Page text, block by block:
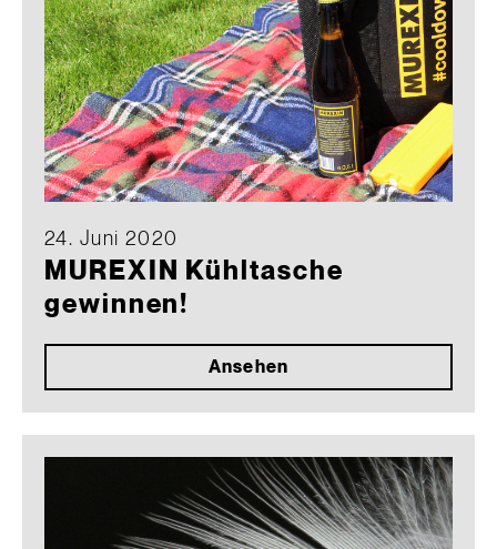
24. Juni 2020
MUREXIN Kühltasche
gewinnen!
Ansehen